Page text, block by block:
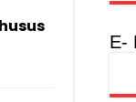
PKB dan
di Ajang
E-